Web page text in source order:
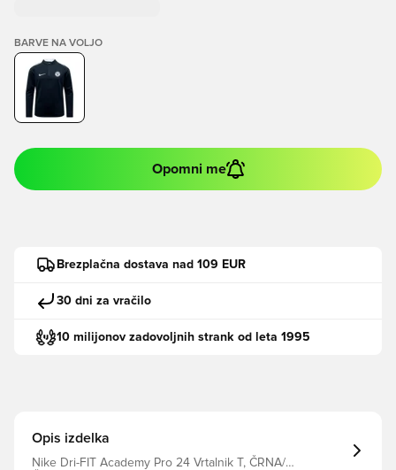
BARVE NA VOLJO
Opomni me
Brezplačna dostava nad 109 EUR
30 dni za vračilo
10 milijonov zadovoljnih strank od leta 1995
Opis izdelka
Nike Dri-FIT Academy Pro 24 Vrtalnik T, ČRNA/